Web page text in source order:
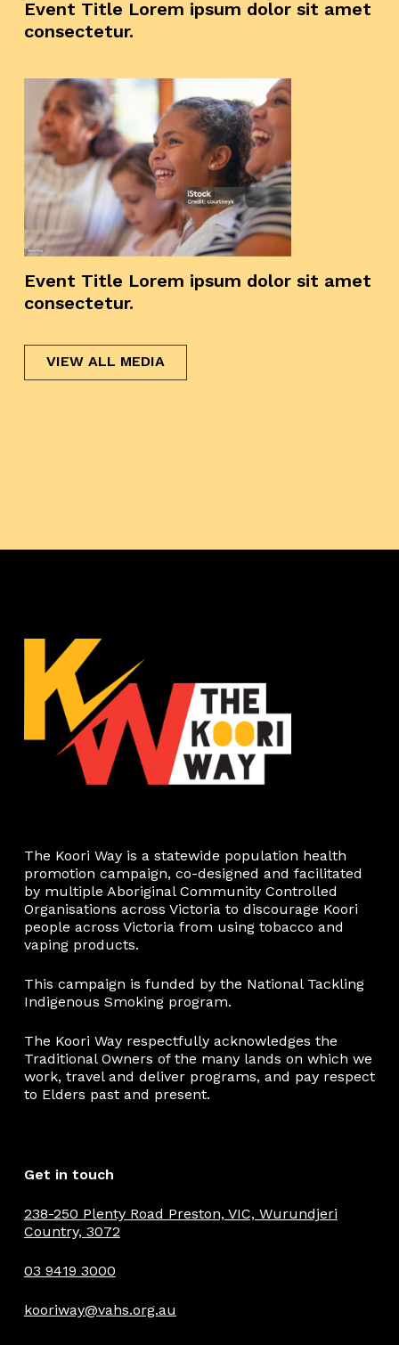
Event Title Lorem ipsum dolor sit amet
consectetur.
Event Title Lorem ipsum dolor sit amet
consectetur.
VIEW ALL MEDIA
The Koori Way is a statewide population health
promotion campaign, co-designed and facilitated
by multiple Aboriginal Community Controlled
Organisations across Victoria to discourage Koori
people across Victoria from using tobacco and
vaping products.
This campaign is funded by the National Tackling
Indigenous Smoking program.
The Koori Way respectfully acknowledges the
Traditional Owners of the many lands on which we
work, travel and deliver programs, and pay respect
to Elders past and present.
Get in touch
238-250 Plenty Road Preston, VIC, Wurundjeri
Country, 3072
03 9419 3000
kooriway@vahs.org.au